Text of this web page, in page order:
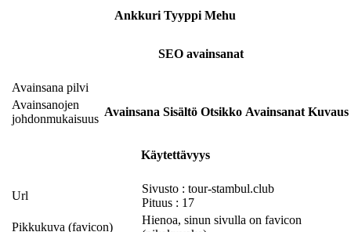
Ankkuri Tyyppi Mehu
SEO avainsanat
Avainsana pilvi
Avainsanojen
johdonmukaisuus
Avainsana Sisältö Otsikko Avainsanat Kuvaus
Käytettävyys
Url
Sivusto : tour-stambul.club
Pituus : 17
Pikkukuva (favicon)
Hienoa, sinun sivulla on favicon